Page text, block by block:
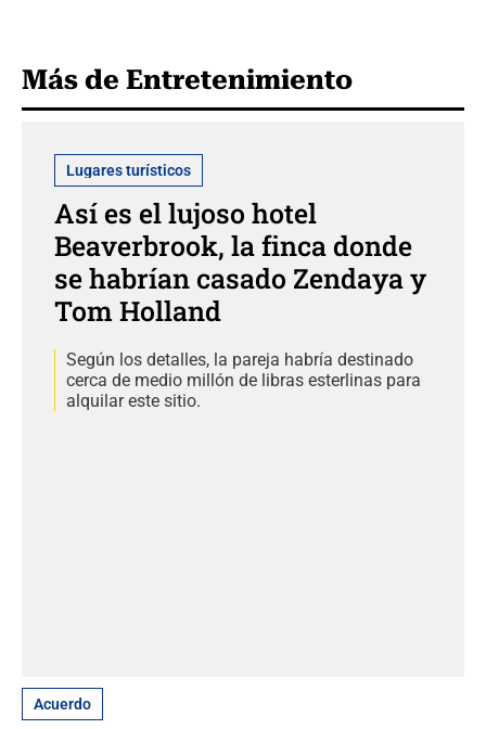
Más de Entretenimiento
Lugares turísticos
Así es el lujoso hotel
Beaverbrook, la finca donde
se habrían casado Zendaya y
Tom Holland
Según los detalles, la pareja habría destinado
cerca de medio millón de libras esterlinas para
alquilar este sitio.
Acuerdo